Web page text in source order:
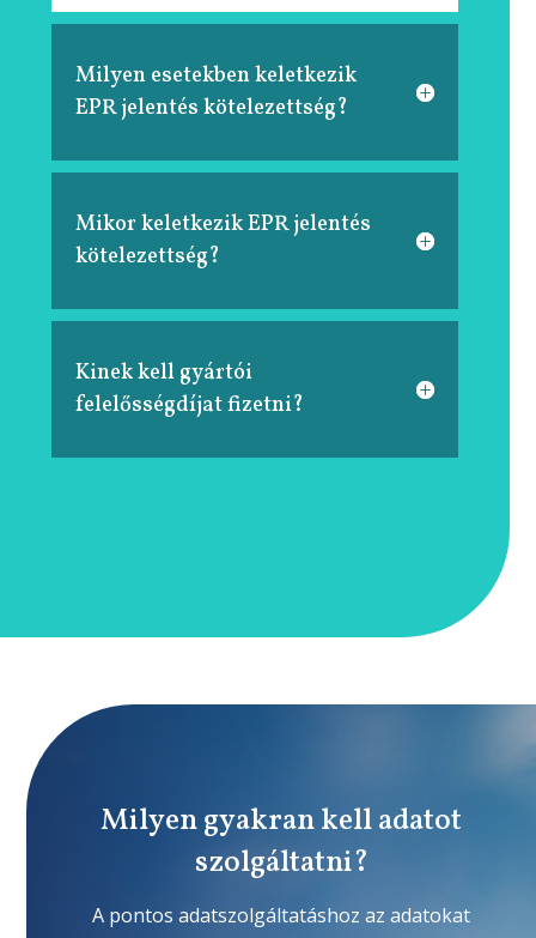
Milyen esetekben keletkezik
EPR jelentés kötelezettség?
Mikor keletkezik EPR jelentés
kötelezettség?
Kinek kell gyártói
felelősségdíjat fizetni?
Milyen gyakran kell adatot
szolgáltatni?
A pontos adatszolgáltatáshoz az adatokat